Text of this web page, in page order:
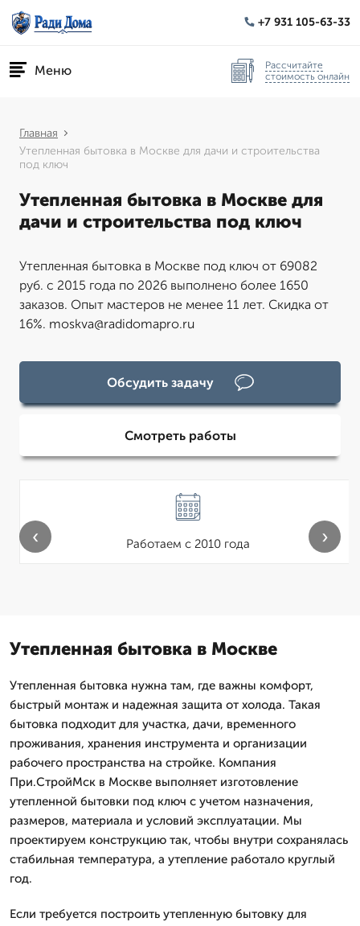
+7 931 105-63-33
Меню
Рассчитайте
стоимость онлайн
Главная
Утепленная бытовка в Москве для дачи и строительства
под ключ
Утепленная бытовка в Москве для
дачи и строительства под ключ
Утепленная бытовка в Москве под ключ от 69082
руб. с 2015 года по 2026 выполнено более 1650
заказов. Опыт мастеров не менее 11 лет. Скидка от
16%. moskva@radidomapro.ru
Обсудить задачу
Смотреть работы
Работаем с 2010 года
‹ ›
Утепленная бытовка в Москве
Утепленная бытовка нужна там, где важны комфорт,
быстрый монтаж и надежная защита от холода. Такая
бытовка подходит для участка, дачи, временного
проживания, хранения инструмента и организации
рабочего пространства на стройке. Компания
При.СтройМск в Москве выполняет изготовление
утепленной бытовки под ключ с учетом назначения,
размеров, материала и условий эксплуатации. Мы
проектируем конструкцию так, чтобы внутри сохранялась
стабильная температура, а утепление работало круглый
год.
Если требуется построить утепленную бытовку для